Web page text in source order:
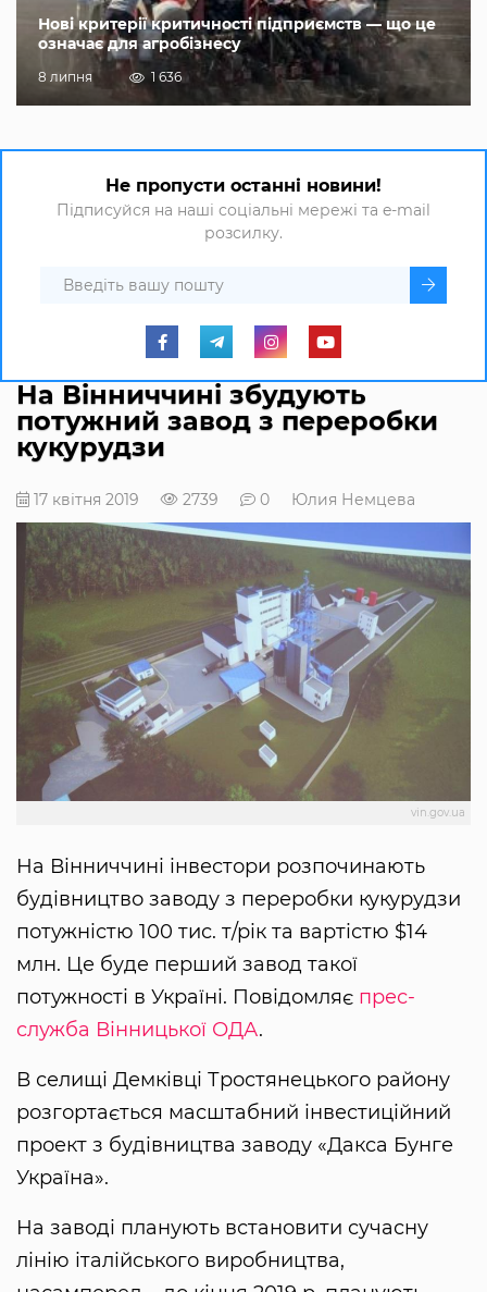
Нові критерії критичності підприємств — що це
означає для агробізнесу
8 липня 1 636
Не пропусти останні новини!
Підписуйся на наші соціальні мережі та e-mail
розсилку.
На Вінниччині збудують
потужний завод з переробки
кукурудзи
17 квітня 2019 2739 0 Юлия Немцева
vin.gov.ua
На Вінниччині інвестори розпочинають
будівництво заводу з переробки кукурудзи
потужністю 100 тис. т/рік та вартістю $14
млн. Це буде перший завод такої
потужності в Україні. Повідомляє прес-
служба Вінницької ОДА.
В селищі Демківці Тростянецького району
розгортається масштабний інвестиційний
проект з будівництва заводу «Дакса Бунге
Україна».
На заводі планують встановити сучасну
лінію італійського виробництва,